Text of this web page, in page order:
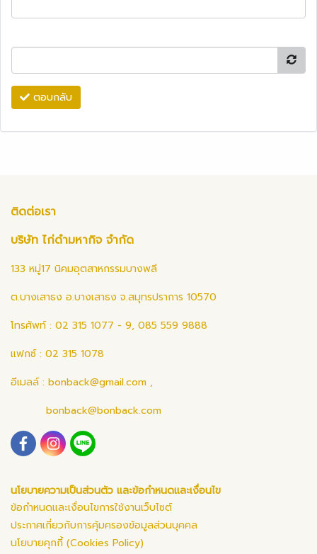
ตอบกลับ
ติดต่อเรา
บริษัท ไก่ดำมหากิจ จำกัด
133 หมู่17 นิคมอุตสาหกรรมบางพลี
ต.บางเสาธง อ.บางเสาธง จ.สมุทรปราการ 10570
โทรศัพท์ : 02 315 1077 - 9, 085 559 9888
แฟกซ์ : 02 315 1078
อีเมลล์ : bonback@gmail.com ,
bonback@bonback.com
นโยบายความเป็นส่วนตัว และข้อกำหนดและเงื่อนไข
ข้อกำหนดและเงื่อนไขการใช้งานเว็บไซต์
ประกาศเกี่ยวกับการคุ้มครองข้อมูลส่วนบุคคล
นโยบายคุกกี้ (Cookies Policy)